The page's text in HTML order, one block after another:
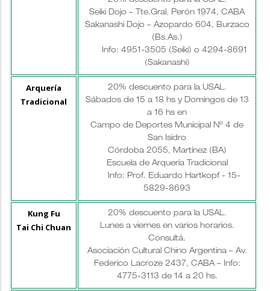
Seiki Dojo – Tte.Gral. Perón 1974, CABA
Sakanashi Dojo – Azopardo 604, Burzaco
(Bs.As.)
Info: 4951-3505 (Seiki) o 4294-8691
(Sakanashi)
Arquería
Tradicional
20% descuento para la USAL.
Sábados de 15 a 18 hs y Domingos de 13
a 16 hs en
Campo de Deportes Municipal Nº 4 de
San Isidro
Córdoba 2055, Martínez (BA)
Escuela de Arquería Tradicional
Info: Prof. Eduardo Hartkopf - 15-
5829-8693
Kung Fu
Tai Chi Chuan
20% descuento para la USAL.
Lunes a viernes en varios horarios.
Consultá.
Asociación Cultural Chino Argentina – Av.
Federico Lacroze 2437, CABA – Info:
4775-3113 de 14 a 20 hs.